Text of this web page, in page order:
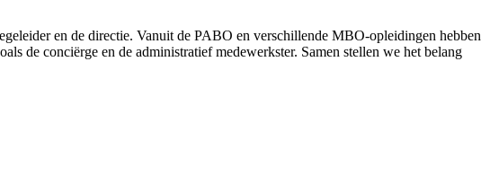
en de directie. Vanuit de PABO en verschillende MBO-opleidingen hebben
de conciërge en de administratief medewerkster. Samen stellen we het belang